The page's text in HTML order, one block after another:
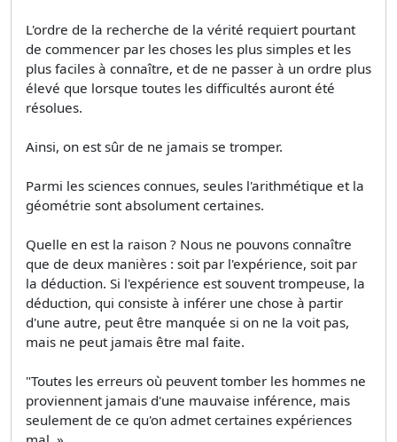
L'ordre de la recherche de la vérité requiert pourtant
de commencer par les choses les plus simples et les
plus faciles à connaître, et de ne passer à un ordre plus
élevé que lorsque toutes les difficultés auront été
résolues.
Ainsi, on est sûr de ne jamais se tromper.
Parmi les sciences connues, seules l'arithmétique et la
géométrie sont absolument certaines.
Quelle en est la raison ? Nous ne pouvons connaître
que de deux manières : soit par l'expérience, soit par
la déduction. Si l'expérience est souvent trompeuse, la
déduction, qui consiste à inférer une chose à partir
d'une autre, peut être manquée si on ne la voit pas,
mais ne peut jamais être mal faite.
"Toutes les erreurs où peuvent tomber les hommes ne
proviennent jamais d'une mauvaise inférence, mais
seulement de ce qu'on admet certaines expériences